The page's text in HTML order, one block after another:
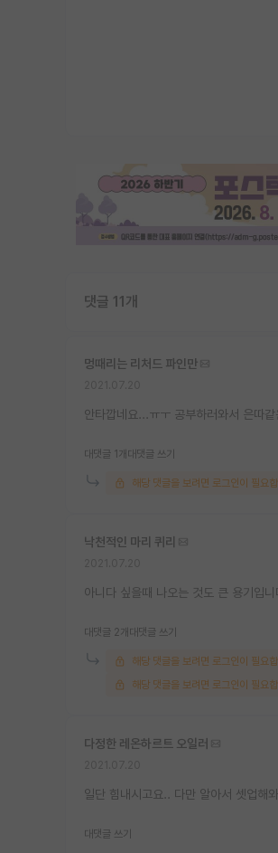
댓글 11개
멍때리는 리처드 파인만
안타깝네요...ㅠㅜ 공부하러와서 은따
대댓글 1개 대댓글 쓰기
해당 댓글을 보려면 로그인이 필요
낙천적인 마리 퀴리
아니다 싶을때 나오는 것도 큰 용기입
대댓글 2개 대댓글 쓰기
해당 댓글을 보려면 로그인이 필요
해당 댓글을 보려면 로그인이 필요
다정한 레온하르트 오일러
일단 힘내시고요.. 다만 알아서 셋업해
대댓글 쓰기